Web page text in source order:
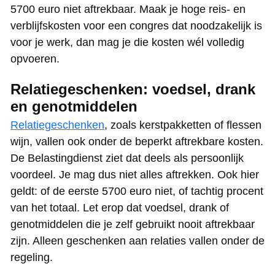
5700 euro niet aftrekbaar. Maak je hoge reis- en
verblijfskosten voor een congres dat noodzakelijk is
voor je werk, dan mag je die kosten wél volledig
opvoeren.
Relatiegeschenken: voedsel, drank
en genotmiddelen
Relatiegeschenken, zoals kerstpakketten of flessen
wijn, vallen ook onder de beperkt aftrekbare kosten.
De Belastingdienst ziet dat deels als persoonlijk
voordeel. Je mag dus niet alles aftrekken. Ook hier
geldt: of de eerste 5700 euro niet, of tachtig procent
van het totaal. Let erop dat voedsel, drank of
genotmiddelen die je zelf gebruikt nooit aftrekbaar
zijn. Alleen geschenken aan relaties vallen onder de
regeling.